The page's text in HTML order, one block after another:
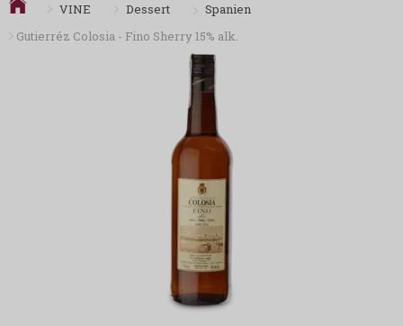
VINE Dessert
Spanien
Gutierréz Colosia - Fino Sherry 15% alk.